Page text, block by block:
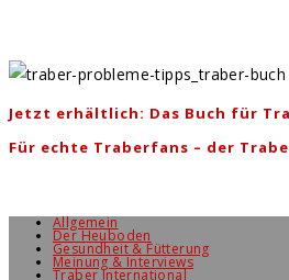
Jetzt erhältlich: Das Buch für
Für echte Traberfans – der
Allgemein
Der Heuboden
Gesundheit & Fütterung
Meinung & Interviews
Traber International